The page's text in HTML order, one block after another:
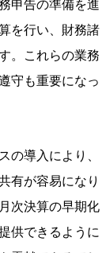
申告の準備を進
を行い、財務諸
。これらの業務
守も重要になっ
の導入により、
有が容易になり
次決算の早期化
供できるように